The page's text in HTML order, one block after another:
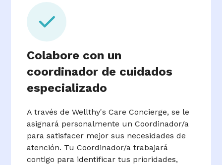
Colabore con un
coordinador de cuidados
especializado
A través de Wellthy's Care Concierge, se le
asignará personalmente un Coordinador/a
para satisfacer mejor sus necesidades de
atención. Tu Coordinador/a trabajará
contigo para identificar tus prioridades,